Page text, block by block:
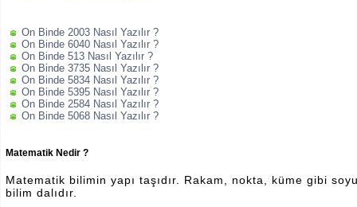
On Binde 2003 Nasıl Yazılır ?
On Binde 6040 Nasıl Yazılır ?
On Binde 513 Nasıl Yazılır ?
On Binde 3735 Nasıl Yazılır ?
On Binde 5834 Nasıl Yazılır ?
On Binde 5395 Nasıl Yazılır ?
On Binde 2584 Nasıl Yazılır ?
On Binde 5068 Nasıl Yazılır ?
Matematik Nedir ?
Matematik bilimin yapı taşıdır. Rakam, nokta, küme gibi
bilim dalıdır.